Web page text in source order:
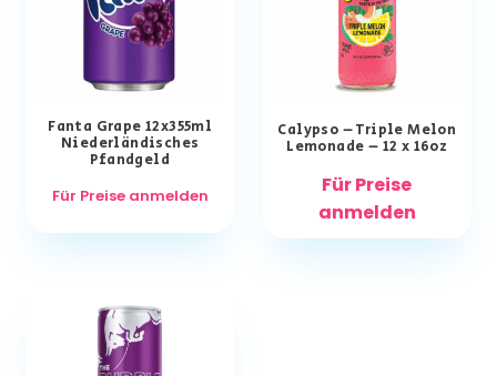
Fanta Grape 12x355ml
Niederländisches
Pfandgeld
Für Preise anmelden
Calypso – Triple Melon
Lemonade – 12 x 16oz
Für Preise
anmelden